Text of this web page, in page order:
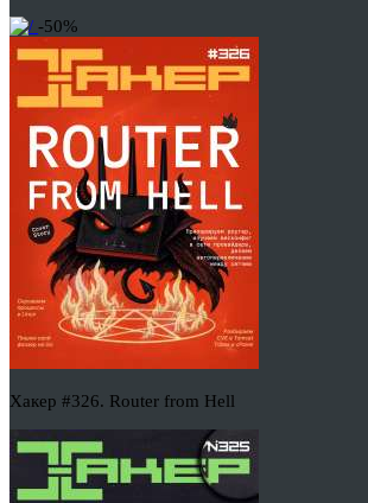
-50%
Хакер #326. Router from Hell